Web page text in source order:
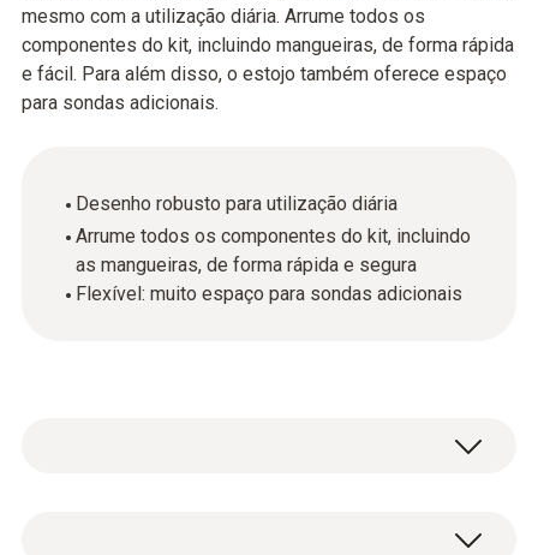
mesmo com a utilização diária. Arrume todos os
componentes do kit, incluindo mangueiras, de forma rápida
e fácil. Para além disso, o estojo também oferece espaço
para sondas adicionais.
Desenho robusto para utilização diária
Arrume todos os componentes do kit, incluindo
as mangueiras, de forma rápida e segura
Flexível: muito espaço para sondas adicionais